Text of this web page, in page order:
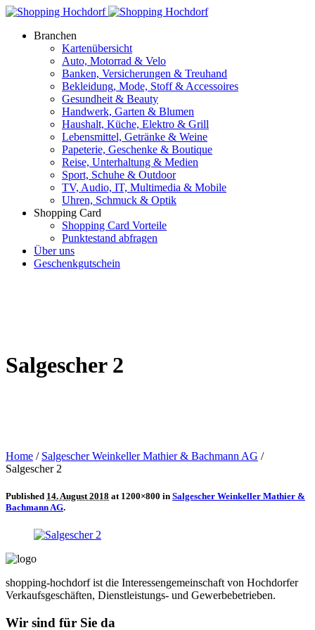
Branchen
Kartenübersicht
Auto, Motorrad & Velo
Banken, Versicherungen & Treuhand
Bekleidung, Mode, Stoff & Accessoires
Gesundheit & Beauty
Handwerk, Garten & Blumen
Haushalt, Küche, Elektro & Grill
Lebensmittel, Getränke & Weine
Papeterie, Geschenke & Boutique
Reise, Unterhaltung & Medien
Sport, Schuhe & Outdoor
TV, Audio, IT, Multimedia & Mobile
Uhren, Schmuck & Optik
Shopping Card
Shopping Card Vorteile
Punktestand abfragen
Über uns
Geschenkgutschein
Salgescher 2
Home / Salgescher Weinkeller Mathier & Bachmann AG /
Salgescher 2
Published 14. August 2018 at 1200×800 in Salgescher Weinkeller Mathier &
Bachmann AG.
shopping-hochdorf ist die Interessengemeinschaft von Hochdorfer
Verkaufsgeschäften, Dienstleistungs- und Gewerbebetrieben.
Wir sind für Sie da